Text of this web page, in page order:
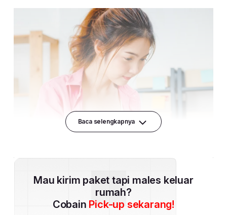
Baca selengkapnya
Mau kirim paket tapi males keluar
rumah?
Cobain Pick-up sekarang!